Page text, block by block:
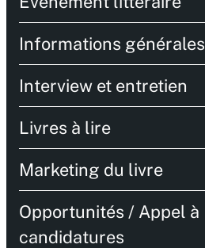
Informations générales
Interview et entretien
Livres à lire
Marketing du livre
Opportunités / Appel à
candidatures